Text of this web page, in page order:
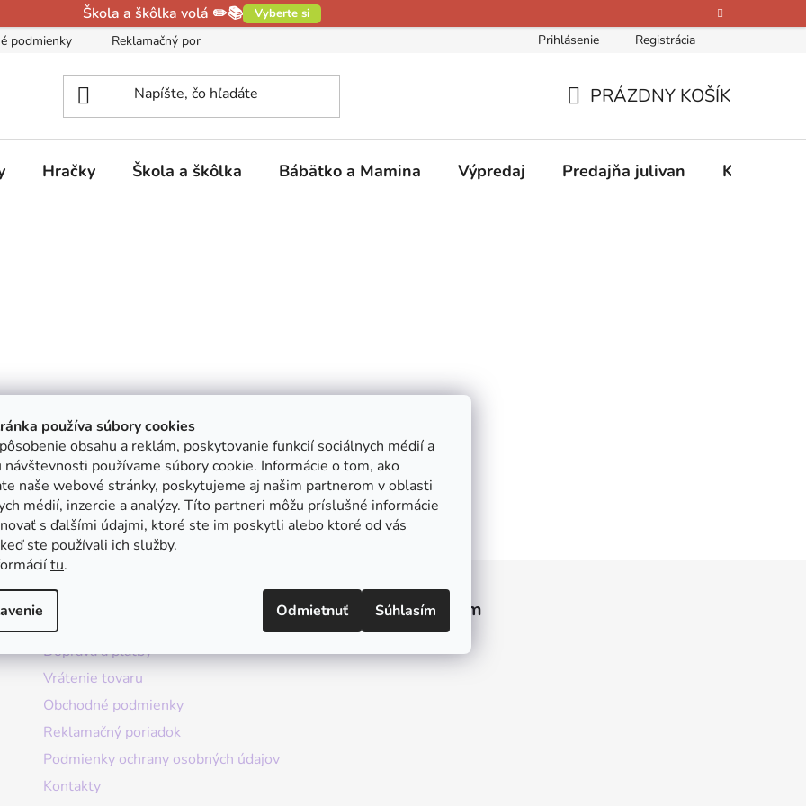
používa súbory cookies
obsahu a reklám, poskytovanie funkcií sociálnych médií a
návštevnosti používame súbory cookie. Informácie o tom, ako
naše webové stránky, poskytujeme aj našim partnerom v oblasti
médií, inzercie a analýzy. Títo partneri môžu príslušné informácie
s ďalšími údajmi, ktoré ste im poskytli alebo ktoré od vás
ste používali ich služby.
tu.
Odmietnuť Súhlasím
Škola a škôlka volá ✏️📚 Vyberte si
podmienky Reklamačný poriadok Kontakty O nás Hodnotenie obchodu
Prihlásenie Registrácia
KOŠÍK
PRÁZDNY KOŠÍK
Hračky Škola a škôlka Bábätko a Mamina Výpredaj Predajňa julivan Kontakty
Doprava a platby
Vrátenie tovaru
Obchodné podmienky
Reklamačný poriadok
Podmienky ochrany osobných údajov
Kontakty
Instagram